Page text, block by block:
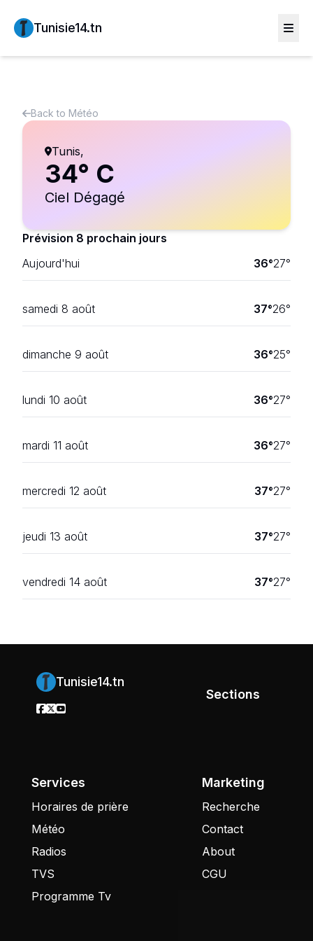
Tunisie14.tn
Back to Météo
Tunis,
34° C
Ciel Dégagé
Prévision 8 prochain jours
Aujourd'hui
36°27°
samedi 8 août 37°26°
dimanche 9 août 36°25°
lundi 10 août 36°27°
mardi 11 août 36°27°
mercredi 12 août 37°27°
jeudi 13 août 37°27°
vendredi 14 août 37°27°
Tunisie14.tn
Sections
Services
Horaires de prière
Météo
Radios
TVS
Programme Tv
Marketing
Recherche
Contact
About
CGU